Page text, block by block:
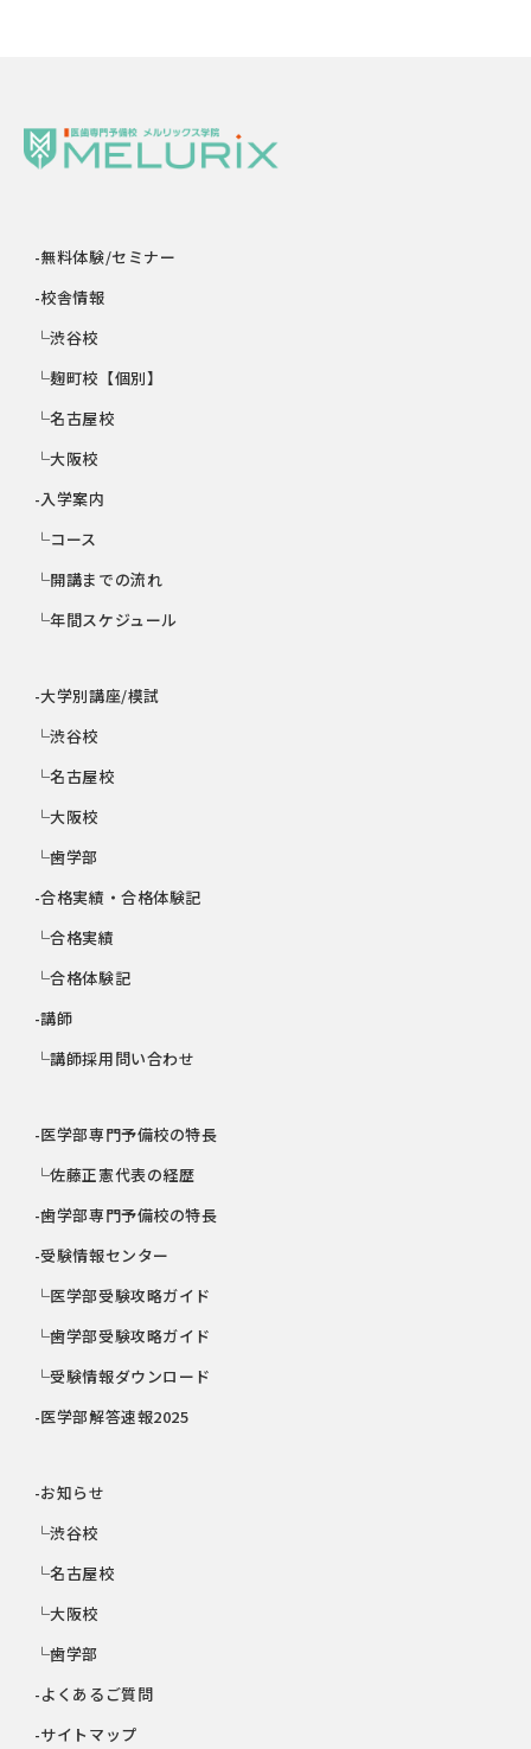
-無料体験/セミナー
-校舎情報
└渋谷校
└麹町校【個別】
└名古屋校
└大阪校
-入学案内
└コース
└開講までの流れ
└年間スケジュール
-大学別講座/模試
└渋谷校
└名古屋校
└大阪校
└歯学部
-合格実績・合格体験記
└合格実績
└合格体験記
-講師
└講師採用問い合わせ
-医学部専門予備校の特長
└佐藤正憲代表の経歴
-歯学部専門予備校の特長
-受験情報センター
└医学部受験攻略ガイド
└歯学部受験攻略ガイド
└受験情報ダウンロード
-医学部解答速報2025
-お知らせ
└渋谷校
└名古屋校
└大阪校
└歯学部
-よくあるご質問
-サイトマップ